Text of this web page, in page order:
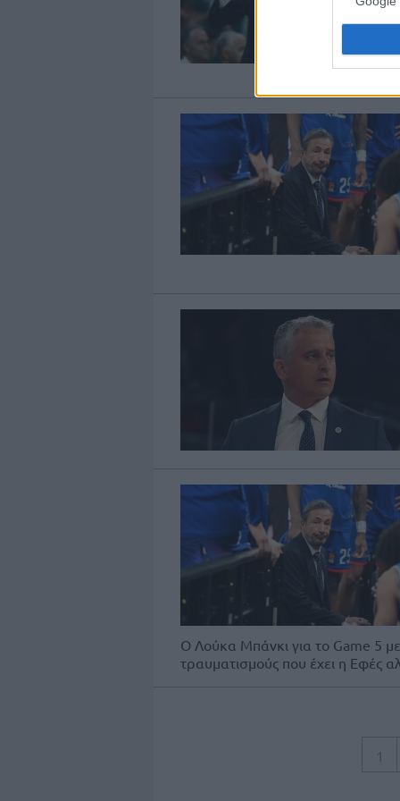
Ο Λούκα Μπάνκι για το Game 5
τραυματισμούς που έχει η Εφές
1